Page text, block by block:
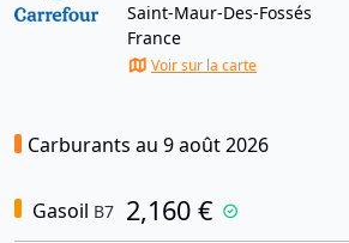
Saint-Maur-Des-Fossés
France
Voir sur la carte
Carburants au 9 août 2026
Gasoil B7 2,160 €